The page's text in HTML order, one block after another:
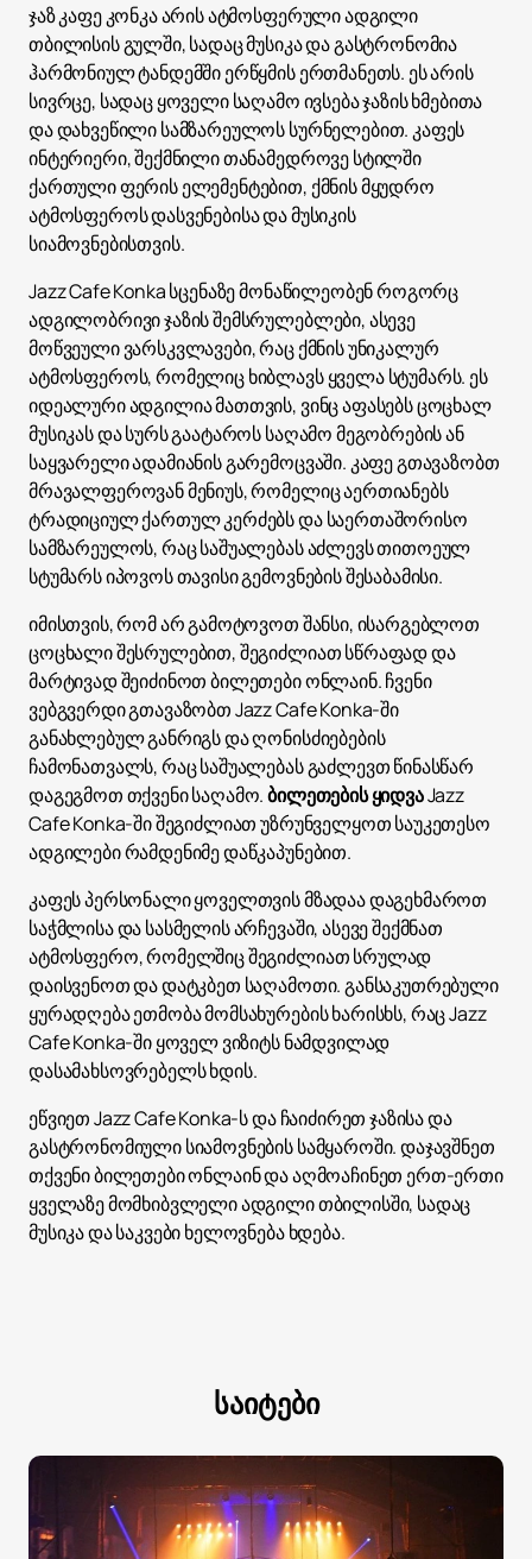
ჯაზ კაფე კონკა არის ატმოსფერული ადგილი
თბილისის გულში, სადაც მუსიკა და გასტრონომია
ჰარმონიულ ტანდემში ერწყმის ერთმანეთს. ეს არის
სივრცე, სადაც ყოველი საღამო ივსება ჯაზის ხმებითა
და დახვეწილი სამზარეულოს სურნელებით. კაფეს
ინტერიერი, შექმნილი თანამედროვე სტილში
ქართული ფერის ელემენტებით, ქმნის მყუდრო
ატმოსფეროს დასვენებისა და მუსიკის
სიამოვნებისთვის.
Jazz Cafe Konka სცენაზე მონაწილეობენ როგორც
ადგილობრივი ჯაზის შემსრულებლები, ასევე
მოწვეული ვარსკვლავები, რაც ქმნის უნიკალურ
ატმოსფეროს, რომელიც ხიბლავს ყველა სტუმარს. ეს
იდეალური ადგილია მათთვის, ვინც აფასებს ცოცხალ
მუსიკას და სურს გაატაროს საღამო მეგობრების ან
საყვარელი ადამიანის გარემოცვაში. კაფე გთავაზობთ
მრავალფეროვან მენიუს, რომელიც აერთიანებს
ტრადიციულ ქართულ კერძებს და საერთაშორისო
სამზარეულოს, რაც საშუალებას აძლევს თითოეულ
სტუმარს იპოვოს თავისი გემოვნების შესაბამისი.
იმისთვის, რომ არ გამოტოვოთ შანსი, ისარგებლოთ
ცოცხალი შესრულებით, შეგიძლიათ სწრაფად და
მარტივად შეიძინოთ ბილეთები ონლაინ. ჩვენი
ვებგვერდი გთავაზობთ Jazz Cafe Konka-ში
განახლებულ განრიგს და ღონისძიებების
ჩამონათვალს, რაც საშუალებას გაძლევთ წინასწარ
დაგეგმოთ თქვენი საღამო.ბილეთების ყიდვაJazz
Cafe Konka-ში შეგიძლიათ უზრუნველყოთ საუკეთესო
ადგილები რამდენიმე დაწკაპუნებით.
კაფეს პერსონალი ყოველთვის მზადაა დაგეხმაროთ
საჭმლისა და სასმელის არჩევაში, ასევე შექმნათ
ატმოსფერო, რომელშიც შეგიძლიათ სრულად
დაისვენოთ და დატკბეთ საღამოთი. განსაკუთრებული
ყურადღება ეთმობა მომსახურების ხარისხს, რაც Jazz
Cafe Konka-ში ყოველ ვიზიტს ნამდვილად
დასამახსოვრებელს ხდის.
ეწვიეთ Jazz Cafe Konka-ს და ჩაიძირეთ ჯაზისა და
გასტრონომიული სიამოვნების სამყაროში. დაჯავშნეთ
თქვენი ბილეთები ონლაინ და აღმოაჩინეთ ერთ-ერთი
ყველაზე მომხიბვლელი ადგილი თბილისში, სადაც
მუსიკა და საკვები ხელოვნება ხდება.
საიტები